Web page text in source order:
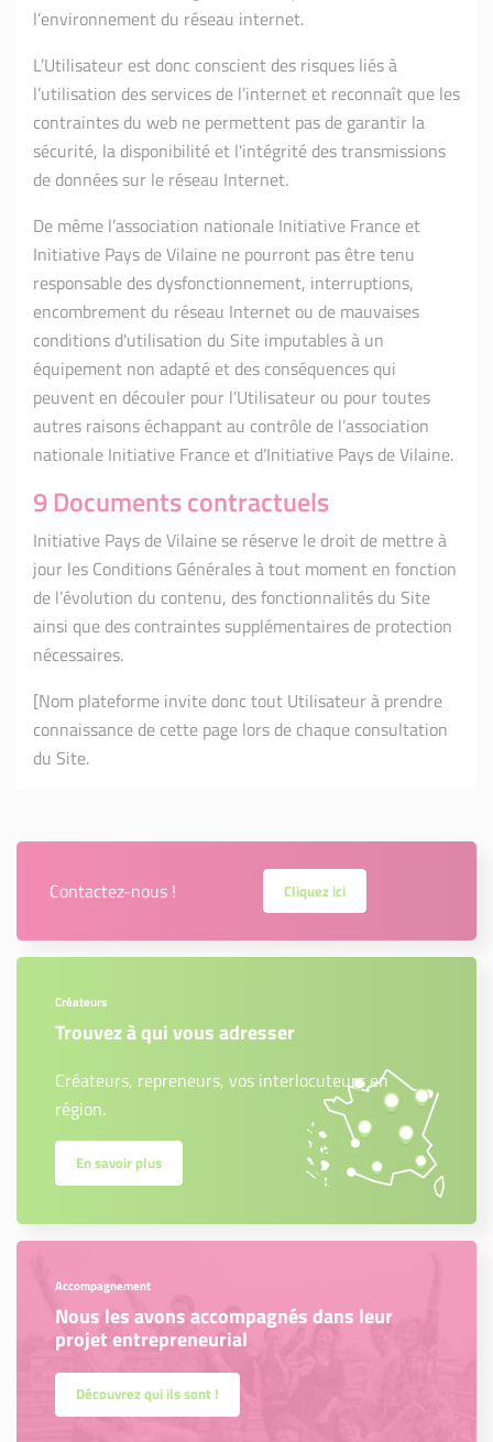
l’environnement du réseau internet.
L’Utilisateur est donc conscient des risques liés à
l’utilisation des services de l’internet et reconnaît que les
contraintes du web ne permettent pas de garantir la
sécurité, la disponibilité et l'intégrité des transmissions
de données sur le réseau Internet.
De même l’association nationale Initiative France et
Initiative Pays de Vilaine ne pourront pas être tenu
responsable des dysfonctionnement, interruptions,
encombrement du réseau Internet ou de mauvaises
conditions d'utilisation du Site imputables à un
équipement non adapté et des conséquences qui
peuvent en découler pour l’Utilisateur ou pour toutes
autres raisons échappant au contrôle de l’association
nationale Initiative France et d’Initiative Pays de Vilaine.
9 Documents contractuels
Initiative Pays de Vilaine se réserve le droit de mettre à
jour les Conditions Générales à tout moment en fonction
de l’évolution du contenu, des fonctionnalités du Site
ainsi que des contraintes supplémentaires de protection
nécessaires.
[Nom plateforme invite donc tout Utilisateur à prendre
connaissance de cette page lors de chaque consultation
du Site.
Contactez-nous ! Cliquez ici
Créateurs
Trouvez à qui vous adresser
Créateurs, repreneurs, vos interlocuteurs en
région.
En savoir plus
Accompagnement
Nous les avons accompagnés dans leur
projet entrepreneurial
Découvrez qui ils sont !